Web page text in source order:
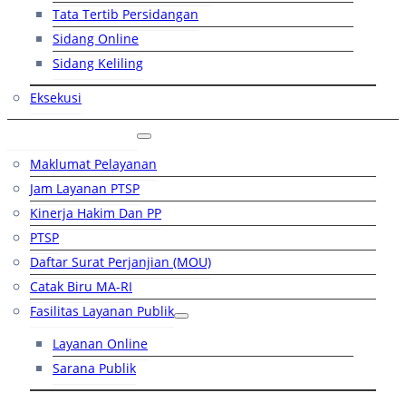
Tata Tertib Persidangan
Sidang Online
Sidang Keliling
Eksekusi
Maklumat Pelayanan
Jam Layanan PTSP
Kinerja Hakim Dan PP
PTSP
Daftar Surat Perjanjian (MOU)
Catak Biru MA-RI
Fasilitas Layanan Publik
Layanan Online
Sarana Publik